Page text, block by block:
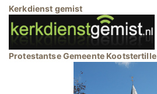
Kerkdienst gemist
Protestantse Gemeente Kootstertille